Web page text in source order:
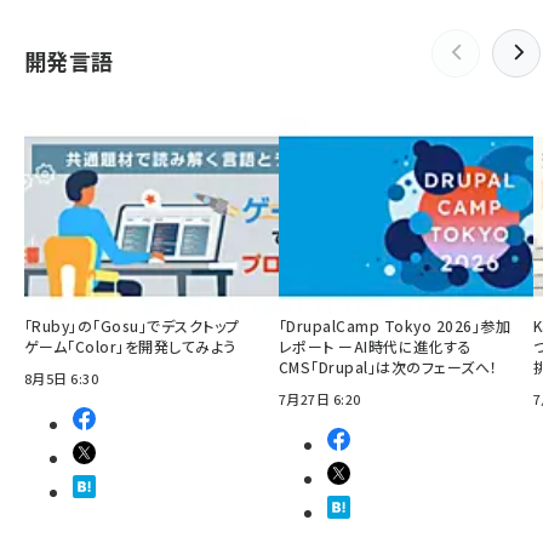
開発言語
「Ruby」の「Gosu」でデスクトップ
ゲーム「Color」を開発してみよう
8月5日 6:30
「DrupalCamp Tokyo 2026」参加
レポート ーAI時代に進化する
CMS「Drupal」は次のフェーズへ！
7月27日 6:20